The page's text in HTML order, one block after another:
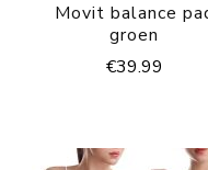
Movit balance
groen
€39.99